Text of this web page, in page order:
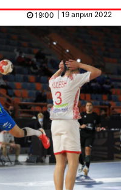
19 април 2022
19:00